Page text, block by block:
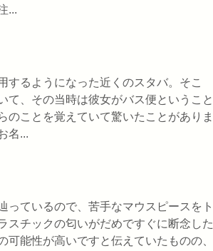
...
するようになった近くのスタバ。そこ
て、その当時は彼女がバス便ということ
のことを覚えていて驚いたことがありま
名...
っているので、苦手なマウスピースをト
スチックの匂いがだめですぐに断念した
能性が高いですと伝えていたものの、